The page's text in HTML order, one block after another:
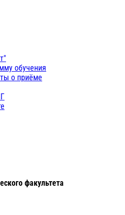
обучения
о приёме
факультета